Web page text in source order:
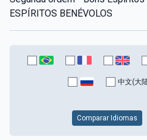
ESPÍRITOS BENÉVOLOS
中文(大
Comparar Idiomas